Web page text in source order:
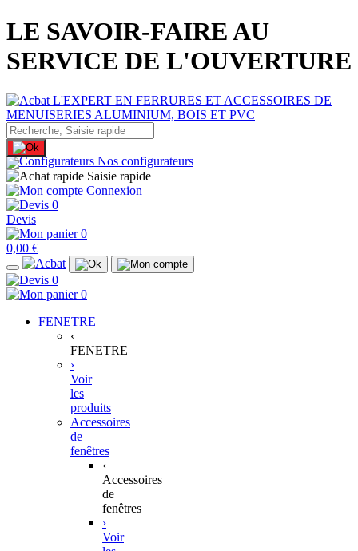
LE SAVOIR-FAIRE AU
SERVICE DE L'OUVERTURE
Nos configurateurs
Saisie rapide
Connexion
0
Devis
0
0,00 €
0
0
FENETRE
‹
FENETRE
›
Voir
les
produits
Accessoires
de
fenêtres
‹
Accessoires
de
fenêtres
›
Voir